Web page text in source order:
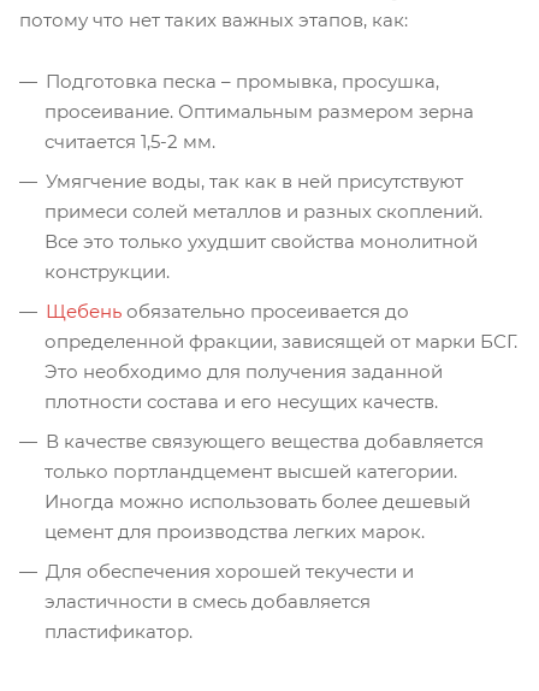
потому что нет таких важных этапов, как:
Подготовка песка – промывка, просушка,
просеивание. Оптимальным размером зерна
считается 1,5-2 мм.
Умягчение воды, так как в ней присутствуют
примеси солей металлов и разных скоплений.
Все это только ухудшит свойства монолитной
конструкции.
Щебень обязательно просеивается до
определенной фракции, зависящей от марки БСГ.
Это необходимо для получения заданной
плотности состава и его несущих качеств.
В качестве связующего вещества добавляется
только портландцемент высшей категории.
Иногда можно использовать более дешевый
цемент для производства легких марок.
Для обеспечения хорошей текучести и
эластичности в смесь добавляется
пластификатор.